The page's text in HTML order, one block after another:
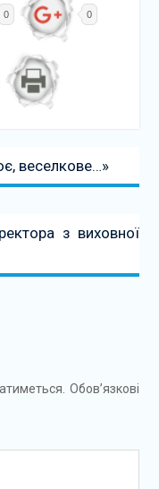
0 0
веселкове…»
з виховної
Обов’язкові